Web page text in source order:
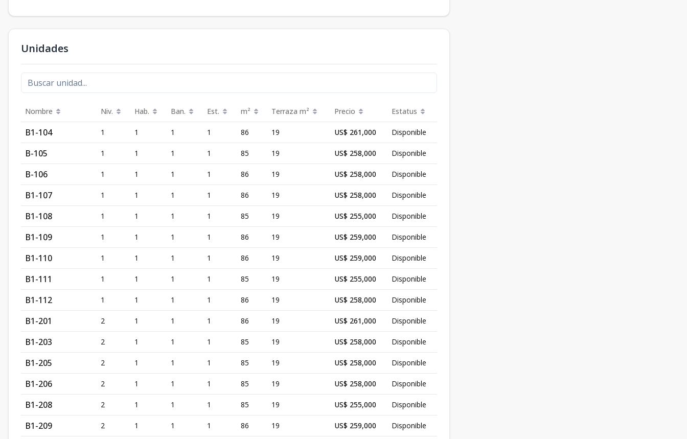
Unidades
Nombre Niv. Hab. Ban. Est. m² Terraza m² Precio Estatus
B1-104 1 1 1 1 86 19 US$ 261,000 Disponible
B-105 1 1 1 1 85 19 US$ 258,000 Disponible
B-106 1 1 1 1 86 19 US$ 258,000 Disponible
B1-107 1 1 1 1 86 19 US$ 258,000 Disponible
B1-108 1 1 1 1 85 19 US$ 255,000 Disponible
B1-109 1 1 1 1 86 19 US$ 259,000 Disponible
B1-110 1 1 1 1 86 19 US$ 259,000 Disponible
B1-111 1 1 1 1 85 19 US$ 255,000 Disponible
B1-112 1 1 1 1 86 19 US$ 258,000 Disponible
B1-201 2 1 1 1 86 19 US$ 261,000 Disponible
B1-203 2 1 1 1 85 19 US$ 258,000 Disponible
B1-205 2 1 1 1 85 19 US$ 258,000 Disponible
B1-206 2 1 1 1 85 19 US$ 258,000 Disponible
B1-208 2 1 1 1 85 19 US$ 255,000 Disponible
B1-209 2 1 1 1 86 19 US$ 259,000 Disponible